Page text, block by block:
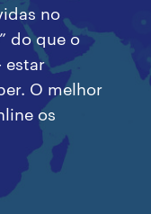
no
do que o
estar
O melhor
os